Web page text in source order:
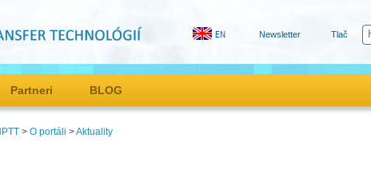
Newsletter Tlač
Partneri BLOG
> O portáli >Aktuality